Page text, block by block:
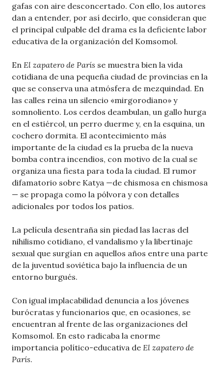
gafas con aire desconcertado. Con ello, los autores
dan a entender, por así decirlo, que consideran que
el principal culpable del drama es la deficiente labor
educativa de la organización del Komsomol.
En El zapatero de París se muestra bien la vida
cotidiana de una pequeña ciudad de provincias en la
que se conserva una atmósfera de mezquindad. En
las calles reina un silencio «mirgorodiano» y
somnoliento. Los cerdos deambulan, un gallo hurga
en el estiércol, un perro duerme y, en la esquina, un
cochero dormita. El acontecimiento más
importante de la ciudad es la prueba de la nueva
bomba contra incendios, con motivo de la cual se
organiza una fiesta para toda la ciudad. El rumor
difamatorio sobre Katya —de chismosa en chismosa
— se propaga como la pólvora y con detalles
adicionales por todos los patios.
La película desentraña sin piedad las lacras del
nihilismo cotidiano, el vandalismo y la libertinaje
sexual que surgían en aquellos años entre una parte
de la juventud soviética bajo la influencia de un
entorno burgués.
Con igual implacabilidad denuncia a los jóvenes
burócratas y funcionarios que, en ocasiones, se
encuentran al frente de las organizaciones del
Komsomol. En esto radicaba la enorme
importancia político-educativa de El zapatero de
París.